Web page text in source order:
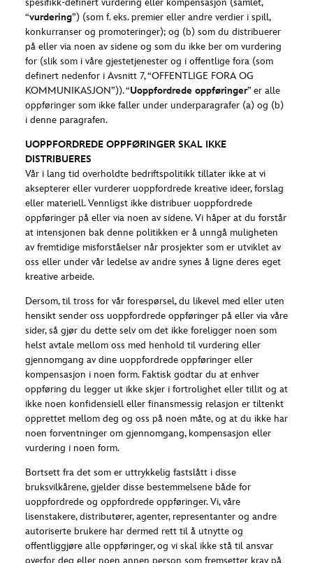
spesifikk-definert vurdering eller kompensasjon (samlet,
“vurdering”) (som f. eks. premier eller andre verdier i spill,
konkurranser og promoteringer); og (b) som du distribuerer
på eller via noen av sidene og som du ikke ber om vurdering
for (slik som i våre gjestetjenester og i offentlige fora (som
definert nedenfor i Avsnitt 7, “OFFENTLIGE FORA OG
KOMMUNIKASJON”)). “Uoppfordrede oppføringer” er alle
oppføringer som ikke faller under underparagrafer (a) og (b)
i denne paragrafen.
UOPPFORDREDE OPPFØRINGER SKAL IKKE
DISTRIBUERES
Vår i lang tid overholdte bedriftspolitikk tillater ikke at vi
aksepterer eller vurderer uoppfordrede kreative ideer, forslag
eller materiell. Vennligst ikke distribuer uoppfordrede
oppføringer på eller via noen av sidene. Vi håper at du forstår
at intensjonen bak denne politikken er å unngå muligheten
av fremtidige misforståelser når prosjekter som er utviklet av
oss eller under vår ledelse av andre synes å ligne deres eget
kreative arbeide.
Dersom, til tross for vår forespørsel, du likevel med eller uten
hensikt sender oss uoppfordrede oppføringer på eller via våre
sider, så gjør du dette selv om det ikke foreligger noen som
helst avtale mellom oss med henhold til vurdering eller
gjennomgang av dine uoppfordrede oppføringer eller
kompensasjon i noen form. Faktisk godtar du at enhver
oppføring du legger ut ikke skjer i fortrolighet eller tillit og at
ikke noen konfidensiell eller finansmessig relasjon er tiltenkt
opprettet mellom deg og oss på noen måte, og at du ikke har
noen forventninger om gjennomgang, kompensasjon eller
vurdering i noen form.
Bortsett fra det som er uttrykkelig fastslått i disse
bruksvilkårene, gjelder disse bestemmelsene både for
uoppfordrede og oppfordrede oppføringer. Vi, våre
lisenstakere, distributører, agenter, representanter og andre
autoriserte brukere har dermed rett til å utnytte og
offentliggjøre alle oppføringer, og vi skal ikke stå til ansvar